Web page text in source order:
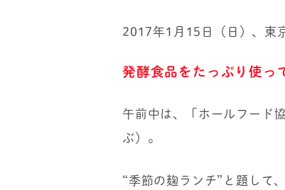
2017年1月15日（日）、東
発酵食品をたっぷり使っ
午前中は、「ホールフード
ぶ）。
“季節の麹ランチ”と題して